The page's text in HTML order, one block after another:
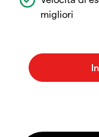
migliori